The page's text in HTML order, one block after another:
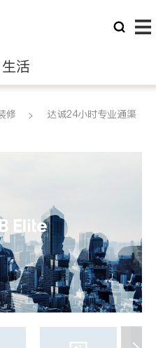
生活
律师
修
达诚24小时专业通渠